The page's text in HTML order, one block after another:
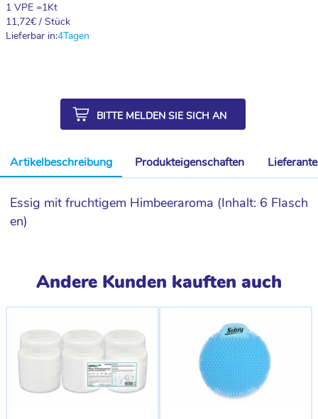
1 VPE =1Kt
11,72€ / Stück
Lieferbar in:4Tagen
BITTE MELDEN SIE SICH AN
Artikelbeschreibung Produkteigenschaften
Essig mit fruchtigem Himbeeraroma (Inhalt: 6 Flasch
en)
Andere Kunden kauften auch